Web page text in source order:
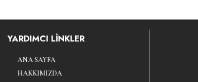
YARDIMCI LİNKLER
ANA SAYFA
HAKKIMIZDA